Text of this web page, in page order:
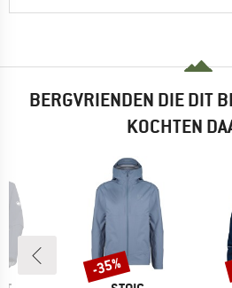
BERGVRIENDEN DIE DIT
KOCHTEN
Korting
-35%